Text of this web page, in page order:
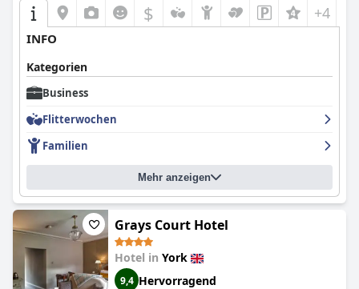
$ +4
INFO
Kategorien
Business
Flitterwochen
Familien
Mehr anzeigen
Grays Court Hotel
Hotel in York
9,4 Hervorragend